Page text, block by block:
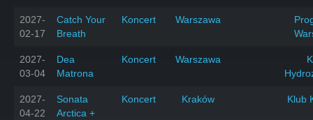
2027-
02-17
Catch Your
Breath
Koncert Warszawa
2027-
03-04
Dea
Matrona
Koncert Warszawa
2027-
04-22
Sonata
Arctica +
Koncert Kraków Klub